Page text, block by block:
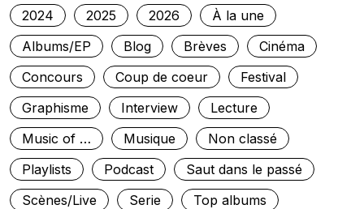
2024
2025 2026
À la une
Albums/EP
Blog Brèves
Cinéma
Concours
Coup de coeur
Festival
Graphisme
Interview
Lecture
Music of …
Musique
Non classé
Playlists
Podcast
Saut dans le passé
Scènes/Live
Serie
Top albums